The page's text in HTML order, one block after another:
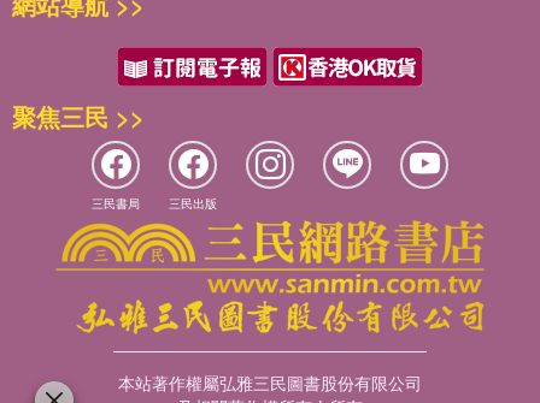
聚焦三民 >>
三民書局 三民出版
本站著作權屬弘雅三民圖書股份有限公司